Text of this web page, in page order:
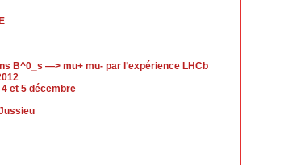
B^0_s —> mu+ mu- par l’expérience LHCb
et 5 décembre